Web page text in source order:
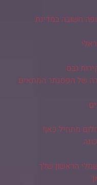
חשובה במדינת
גבס
של הפסנתר המתאים
מתחיל כאן!
הראשון שלך